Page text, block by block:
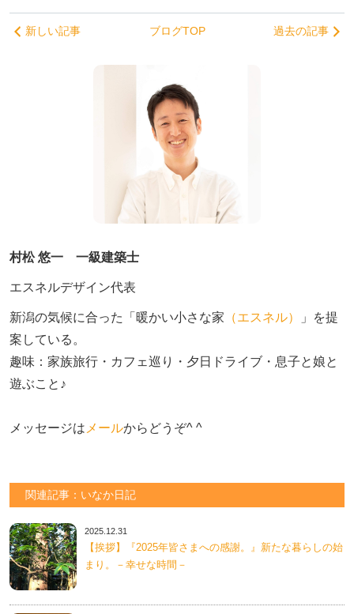
新しい記事 ブログTOP 過去の記事
村松 悠一 一級建築士
エスネルデザイン代表
新潟の気候に合った「暖かい小さな家 （エスネル）
」を提
案している。
趣味：家族旅行・カフェ巡り・夕日ドライブ・息子と娘と
遊ぶこと♪
メッセージは メールからどうぞ^ ^
関連記事：いなか日記
2025.12.31
【挨拶】『2025年皆さまへの感謝。』新たな暮らしの始
まり。－幸せな時間－